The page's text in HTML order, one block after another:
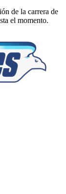
de la carrera de
el momento.